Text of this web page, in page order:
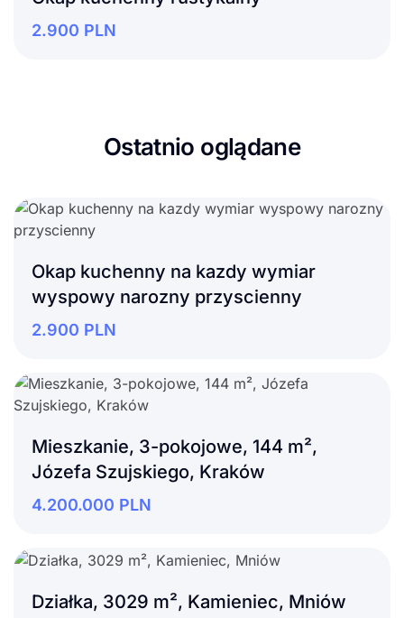
2.900 PLN
Ostatnio oglądane
Okap kuchenny na kazdy wymiar
wyspowy narozny przyscienny
2.900 PLN
Mieszkanie, 3-pokojowe, 144 m²,
Józefa Szujskiego, Kraków
4.200.000 PLN
Działka, 3029 m², Kamieniec, Mniów